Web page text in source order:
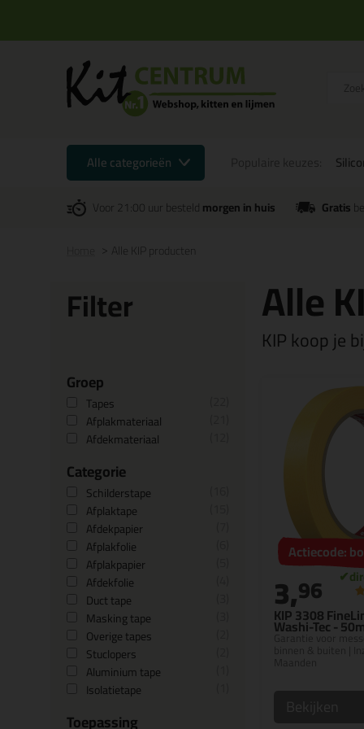
Alle categorieën
Voor 21:00 uur besteldmorgen in huis Gratis
Alle KIP producten
Filter
Groep
Tapes
Afplakmateriaal
Afdekmateriaal
Categorie
Schilderstape
Afplaktape
Afdekpapier
Afplakfolie
Afplakpapier
Afdekfolie
Duct tape
Masking tape
Overige tapes
Stuclopers
Aluminium tape
Isolatietape
Toepassing
Alle
KIP koop je
KIP 3308
Washi-Tec -
Garantie voor
Actiecode:
3,96